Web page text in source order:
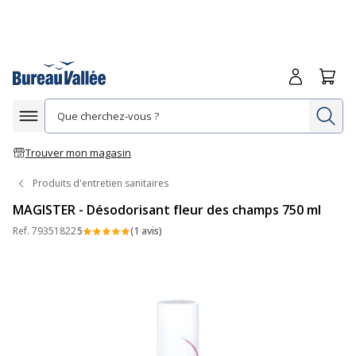
Afficher la navigation
Trouver mon magasin
Me
Produits d'entretien sanitaires
MAGISTER - Désodorisant fleur des champs 750 ml
Ref. 793518225 (1 avis)